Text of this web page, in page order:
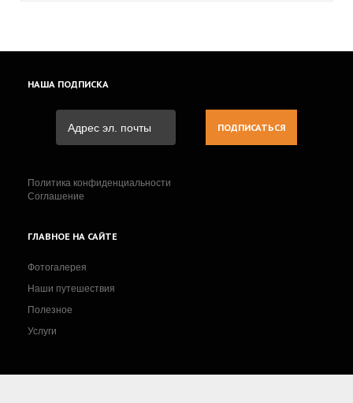
НАША ПОДПИСКА
Политика конфиденциальности
Соглашение
ГЛАВНОЕ НА САЙТЕ
Фотогалерея
Наши путешествия
Полезное
Услуги